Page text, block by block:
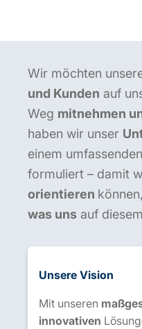
Wir möchten
und Kunden auf
Weg mitnehmen
haben wir unser
einem
formuliert – damit
orientieren können,
was uns auf
Unsere Vision
Mit unseren
innovativen